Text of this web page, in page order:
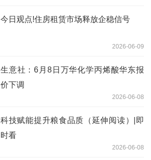
今日观点!住房租赁市场释放企稳信号
2026-06-09
生意社：6月8日万华化学丙烯酸华东报
价下调
2026-06-08
科技赋能提升粮食品质（延伸阅读）|即
时看
2026-06-08